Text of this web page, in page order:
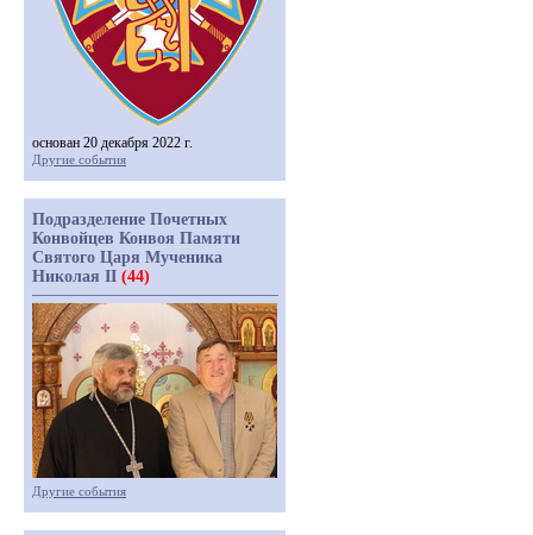
основан 20 декабря 2022 г.
Другие события
Подразделение Почетных
Конвойцев Конвоя Памяти
Святого Царя Мученика
Николая II (44)
Другие события